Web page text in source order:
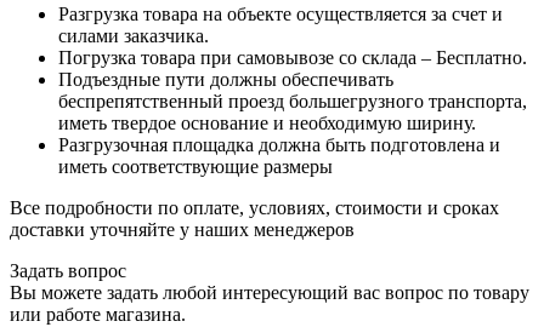
Разгрузка товара на объекте осуществляется за счет и
силами заказчика.
Погрузка товара при самовывозе со склада – Бесплатно.
Подъездные пути должны обеспечивать
беспрепятственный проезд большегрузного транспорта,
иметь твердое основание и необходимую ширину.
Разгрузочная площадка должна быть подготовлена и
иметь соответствующие размеры
Все подробности по оплате, условиях, стоимости и сроках
доставки уточняйте у наших менеджеров
Задать вопрос
Вы можете задать любой интересующий вас вопрос по товару
или работе магазина.